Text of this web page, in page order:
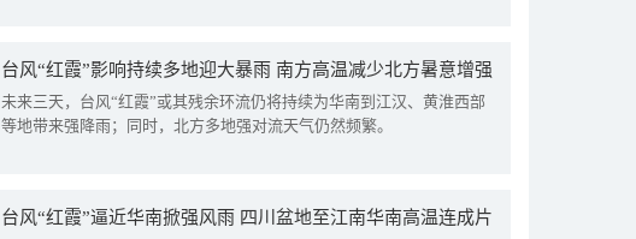
台风“红霞”影响持续多地迎大暴雨 南方高温减少北方暑意增强
未来三天，台风“红霞”或其残余环流仍将持续为华南到江汉、黄淮西部
等地带来强降雨；同时，北方多地强对流天气仍然频繁。
台风“红霞”逼近华南掀强风雨 四川盆地至江南华南高温连成片